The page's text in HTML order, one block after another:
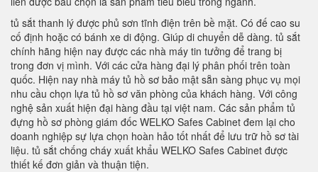
tủ sắt thanh lý được phủ sơn tĩnh điện trên bề mặt. Có đế cao su
cố định hoặc có bánh xe di động. Giúp di chuyển dễ dàng. tủ sắt
chính hãng hiện nay được các nhà máy tin tưởng để trang bị
trong đơn vị mình. Với các cửa hàng đại lý phân phối trên toàn
quốc. Hiện nay nhà máy tủ hồ sơ bảo mật sẵn sàng phục vụ mọi
nhu cầu chọn lựa tủ hồ sơ văn phòng của khách hàng. Với công
nghệ sản xuất hiện đại hàng đầu tại việt nam. Các sản phẩm tủ
đựng hồ sơ phòng giám đốc WELKO Safes Cabinet đem lại cho
doanh nghiệp sự lựa chọn hoàn hảo tốt nhất để lưu trữ hồ sơ tài
liệu. tủ sắt chống cháy xuất khẩu WELKO Safes Cabinet được
thiết kế đơn giản và thuận tiện.